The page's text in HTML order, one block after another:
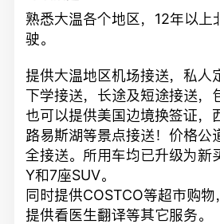
熟悉大温各个地区，12年以上
驶。
提供大温地区机场接送，私人
下学接送，长途及短途接送，
也可以提供美国边境换签证，
路易斯湖等景点接送！价格公
全接送。所用车均已升级为新
Y和7座SUV。
同时提供COSTCO等超市购物
提供看医生翻译等其它服务。